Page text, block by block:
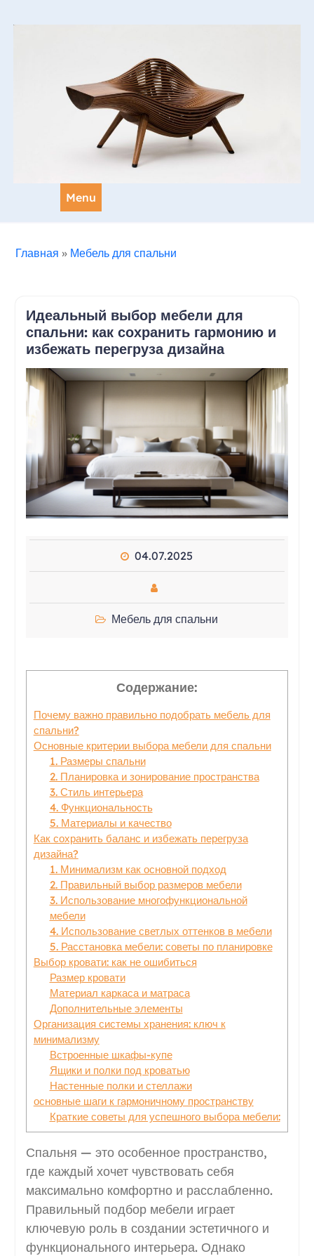
Menu
Главная » Мебель для спальни
Идеальный выбор мебели для
спальни: как сохранить гармонию и
избежать перегруза дизайна
04.07.2025
Мебель для спальни
Содержание:
Почему важно правильно подобрать мебель для
спальни?
Основные критерии выбора мебели для спальни
1. Размеры спальни
2. Планировка и зонирование пространства
3. Стиль интерьера
4. Функциональность
5. Материалы и качество
Как сохранить баланс и избежать перегруза
дизайна?
1. Минимализм как основной подход
2. Правильный выбор размеров мебели
3. Использование многофункциональной
мебели
4. Использование светлых оттенков в мебели
5. Расстановка мебели: советы по планировке
Выбор кровати: как не ошибиться
Размер кровати
Материал каркаса и матраса
Дополнительные элементы
Организация системы хранения: ключ к
минимализму
Встроенные шкафы-купе
Ящики и полки под кроватью
Настенные полки и стеллажи
основные шаги к гармоничному пространству
Краткие советы для успешного выбора мебели:
Спальня — это особенное пространство,
где каждый хочет чувствовать себя
максимально комфортно и расслабленно.
Правильный подбор мебели играет
ключевую роль в создании эстетичного и
функционального интерьера. Однако